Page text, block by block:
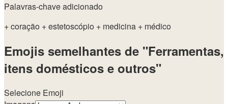
Palavras-chave adicionado
+ coração + estetoscópio + medicina + médico
Emojis semelhantes de "Ferramentas,
itens domésticos e outros"
Selecione Emoji